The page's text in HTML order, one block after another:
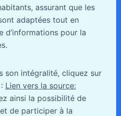
assurant que les
adaptées tout en
d’informations pour la
son intégralité, cliquez sur
Lien vers la source:
ainsi la possibilité de
de participer à la